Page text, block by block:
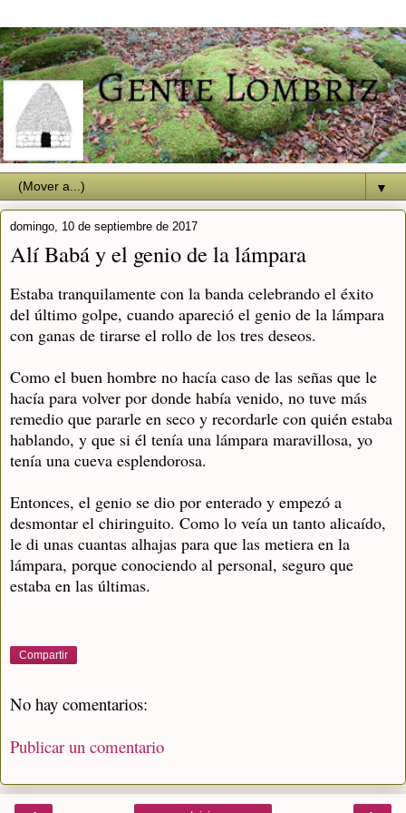
▼
domingo, 10 de septiembre de 2017
Alí Babá y el genio de la lámpara
Estaba tranquilamente con la banda celebrando el éxito
del último golpe, cuando apareció el genio de la lámpara
con ganas de tirarse el rollo de los tres deseos.
Como el buen hombre no hacía caso de las señas que le
hacía para volver por donde había venido, no tuve más
remedio que pararle en seco y recordarle con quién estaba
hablando, y que si él tenía una lámpara maravillosa, yo
tenía una cueva esplendorosa.
Entonces, el genio se dio por enterado y empezó a
desmontar el chiringuito. Como lo veía un tanto alicaído,
le di unas cuantas alhajas para que las metiera en la
lámpara, porque conociendo al personal, seguro que
estaba en las últimas.
Compartir
No hay comentarios:
Publicar un comentario